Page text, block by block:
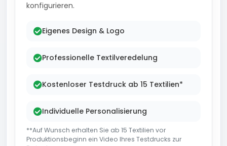
konfigurieren.
Eigenes Design & Logo
Professionelle Textilveredelung
Kostenloser Testdruck ab 15 Textilien*
Individuelle Personalisierung
**Auf Wunsch erhalten Sie ab 15 Textilien vor
Produktionsbeginn ein Video Ihres Testdrucks zur